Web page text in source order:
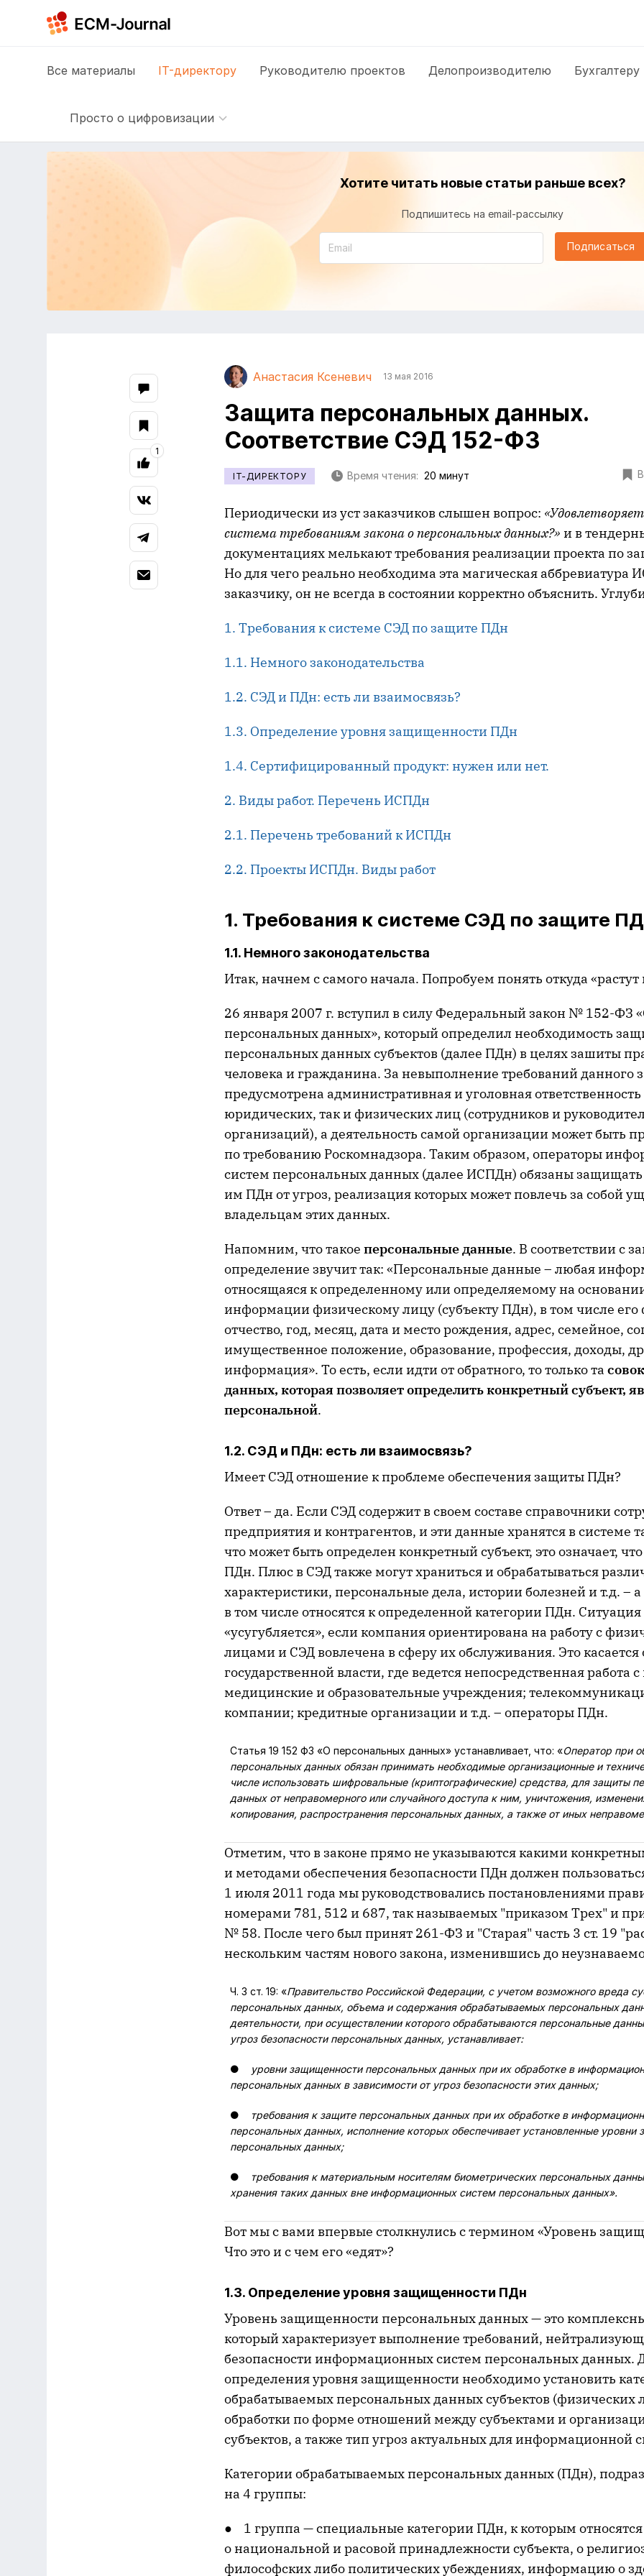
Все материалы IT-директору Руководителю проектов Делопроизводителю Бухгалтеру
Просто о цифровизации
Хотите читать новые статьи раньше всех?
Подпишитесь на email-рассылку
Подписаться
Анастасия Ксеневич 13 мая 2016
Защита персональных данных.
Соответствие СЭД 152-ФЗ
IT-ДИРЕКТОРУ Время чтения: 20 минут
Периодически из уст заказчиков слышен вопрос:
систематребованиям закона о персональных данных?» и в
документациях мелькают требования реализации проекта по
Но для чего реально необходима эта магическая аббревиатура
заказчику, он не всегда в состоянии корректно объяснить.
1. Требования к системе СЭД по защите ПДн
1.1. Немного законодательства
1.2. СЭД и ПДн: есть ли взаимосвязь?
1.3. Определение уровня защищенности ПДн
1.4. Сертифицированный продукт: нужен или нет.
2. Виды работ. Перечень ИСПДн
2.1. Перечень требований к ИСПДн
2.2. Проекты ИСПДн. Виды работ
1. Требования к системе СЭД по защите
1.1. Немного законодательства
Итак, начнем с самого начала. Попробуем понять откуда «растут
26 января 2007 г. вступил в силу Федеральный закон № 152-ФЗ
персональных данных», который определил необходимость
персональных данных субъектов (далее ПДн) в целях зашиты
человека и гражданина. За невыполнение требований данного
предусмотрена административная и уголовная ответственность
юридических, так и физических лиц (сотрудников и
организаций), а деятельность самой организации может быть
по требованию Роскомнадзора. Таким образом, операторы
систем персональных данных (далее ИСПДн) обязаны
им ПДн от угроз, реализация которых может повлечь за собой
владельцам этих данных.
Напомним, что такое персональные данные. В соответствии с
определение звучит так: «Персональные данные – любая
относящаяся к определенному или определяемому на
информации физическому лицу (субъекту ПДн), в том числе
отчество, год, месяц, дата и место рождения, адрес, семейное,
имущественное положение, образование, профессия, доходы,
информация». То есть, если идти от обратного, то только та
данных, которая позволяет определить конкретный субъект,
персональной.
1.2. СЭД и ПДн: есть ли взаимосвязь?
Имеет СЭД отношение к проблеме обеспечения защиты ПДн?
Ответ – да. Если СЭД содержит в своем составе справочники
предприятия и контрагентов, и эти данные хранятся в системе
что может быть определен конкретный субъект, это означает,
ПДн. Плюс в СЭД также могут храниться и обрабатываться
характеристики, персональные дела, истории болезней и т.д. –
в том числе относятся к определенной категории ПДн. Ситуация
«усугубляется», если компания ориентирована на работу с
лицами и СЭД вовлечена в сферу их обслуживания. Это касается
государственной власти, где ведется непосредственная работа
медицинские и образовательные учреждения;
компании; кредитные организации и т.д. – операторы ПДн.
Статья 19 152 ФЗ «О персональных данных» устанавливает, что: «Оператор при
персональных данных обязан принимать необходимые организационные и
числе использовать шифровальные (криптографические) средства, для защиты
данных от неправомерного или случайного доступа к ним, уничтожения,
копирования, распространения персональных данных, а также от иных
Отметим, что в законе прямо не указываются какими
и методами обеспечения безопасности ПДн должен
1 июля 2011 года мы руководствовались постановлениями
номерами 781, 512 и 687, так называемых "приказом Трех" и
№ 58. После чего был принят 261-ФЗ и "Старая" часть 3 ст. 19
нескольким частям нового закона, изменившись до
Ч. 3 ст. 19: «Правительство Российской Федерации, с учетом возможного вреда
персональных данных, объема и содержания обрабатываемых персональных
деятельности, при осуществлении которого обрабатываются персональные
угроз безопасности персональных данных, устанавливает:
●
уровни защищенности персональных данных при их обработке в
персональных данных в зависимости от угроз безопасности этих данных;
●
требования к защите персональных данных при их обработке в
персональных данных, исполнение которых обеспечивает установленные уровни
персональных данных;
●
требования к материальным носителям биометрических персональных
хранения таких данных вне информационных систем персональных данных».
Вот мы с вами впервые столкнулись с термином «Уровень
Что это и с чем его «едят»?
1.3. Определение уровня защищенности ПДн
Уровень защищенности персональных данных — это
который характеризует выполнение требований,
безопасности информационных систем персональных данных.
определения уровня защищенности необходимо установить
обрабатываемых персональных данных субъектов (физических
обработки по форме отношений между субъектами и
субъектов, а также тип угроз актуальных для информационной
Категории обрабатываемых персональных данных (ПДн),
на 4 группы:
● 1 группа — специальные категории ПДн, к которым
о национальной и расовой принадлежности субъекта, о
философских либо политических убеждениях, информацию о
1